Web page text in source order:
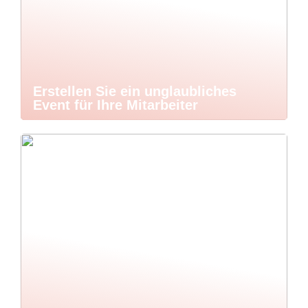
Erstellen Sie ein unglaubliches
Event für Ihre Mitarbeiter